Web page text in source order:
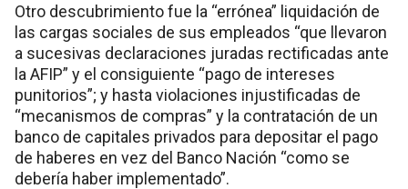
Otro descubrimiento fue la “errónea” liquidación de
las cargas sociales de sus empleados “que llevaron
a sucesivas declaraciones juradas rectificadas ante
la AFIP” y el consiguiente “pago de intereses
punitorios”; y hasta violaciones injustificadas de
“mecanismos de compras” y la contratación de un
banco de capitales privados para depositar el pago
de haberes en vez del Banco Nación “como se
debería haber implementado”.